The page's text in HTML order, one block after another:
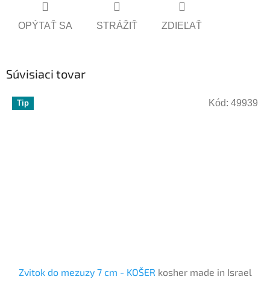
OPÝTAŤ SA STRÁŽIŤ ZDIEĽAŤ
Súvisiaci tovar
Tip
Zvitok do mezuzy 7 cm - KOŠER kosher made in Israel
Kód: 49939